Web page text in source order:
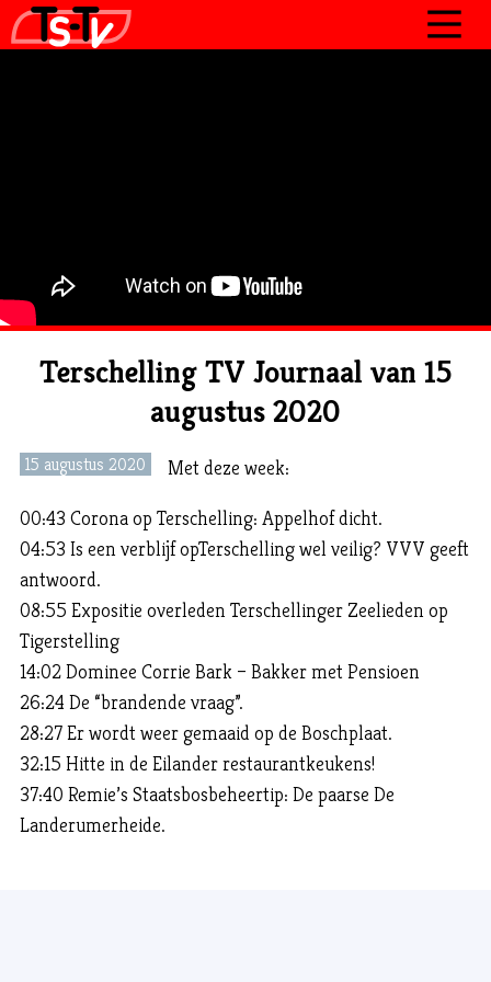
CONTACT
Terschelling TV Journaal van 15
augustus 2020
15 augustus 2020
Met deze week:
00:43 Corona op Terschelling: Appelhof dicht.
04:53 Is een verblijf opTerschelling wel veilig? VVV geeft
antwoord.
08:55 Expositie overleden Terschellinger Zeelieden op
Tigerstelling
14:02 Dominee Corrie Bark – Bakker met Pensioen
26:24 De “brandende vraag”.
28:27 Er wordt weer gemaaid op de Boschplaat.
32:15 Hitte in de Eilander restaurantkeukens!
37:40 Remie’s Staatsbosbeheertip: De paarse De
Landerumerheide.